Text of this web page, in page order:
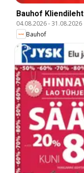
Bauhof Kliendileht
04.08.2026-31.08.2026
Bauhof